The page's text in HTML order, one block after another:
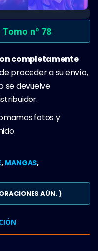
nº 78
completamente
proceder a su envío,
se devuelve
fotos y
, MANGAS,
AÚN. )